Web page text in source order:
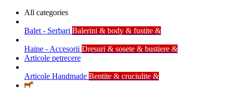
All categories
Balet - Serbari Balerini & body & fustite &
Haine - Accesorii Dresuri & sosete & bustiere &
Articole petrecere
Articole Handmade Bentite & cruciulite &